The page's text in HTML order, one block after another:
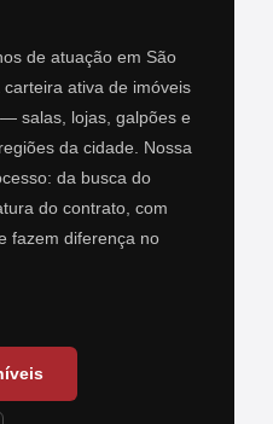
de atuação em São
ativa de imóveis
salas, lojas, galpões e
da cidade. Nossa
da busca do
do contrato, com
fazem diferença no